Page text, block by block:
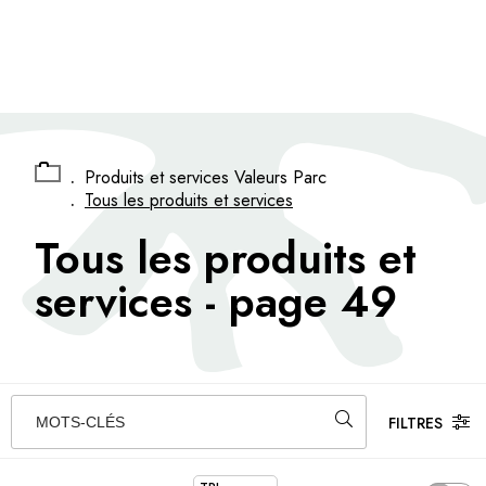
. Produits et services Valeurs Parc
. Tous les produits et services
Tous les produits et
services - page 49
MOTS-CLÉS FILTRES